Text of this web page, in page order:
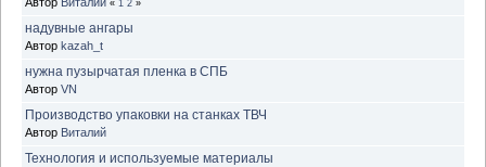
« 1 2 »
надувные ангары
Автор kazah_t
нужна пузырчатая пленка в СПБ
Автор VN
Производство упаковки на станках ТВЧ
Автор Виталий
Технология и используемые материалы